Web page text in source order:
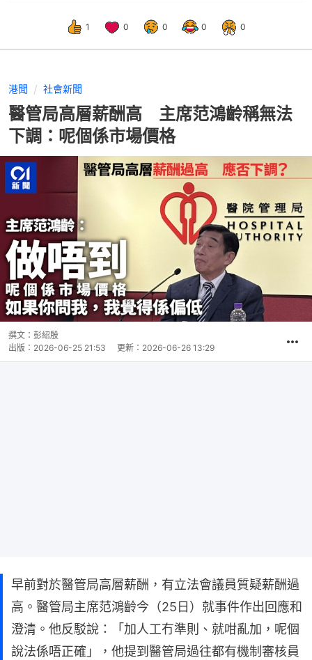
1 0 0 0 0
港聞 社會新聞
醫管局高層薪酬高 主席范鴻齡稱無法
下調：呢個係市場價格
撰文： 彭紹殷
出版： 2026-06-25 21:53 更新： 2026-06-26 13:29
早前對於醫管局高層薪酬，有立法會議員質疑薪酬過
高。醫管局主席范鴻齡今（25日）就事件作出回應和
澄清。他反駁說：「加人工冇準則、就咁亂加，呢個
說法係唔正確」，他提到醫管局過往都有機制審核員